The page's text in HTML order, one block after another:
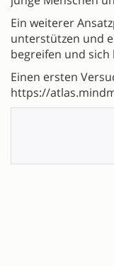
Ein weiterer
unterstützen und
begreifen und
Einen ersten
https://